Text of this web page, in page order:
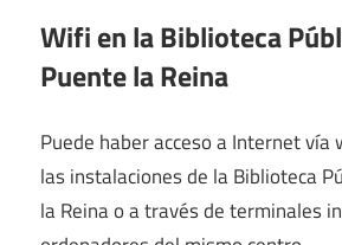
Wifi en laBiblioteca
Puente la Reina
Puede haber acceso a Internet
las instalaciones de la Biblioteca
la Reina o a través de terminales